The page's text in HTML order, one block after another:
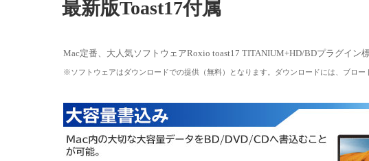
最新版Toast17付属
Mac定番、大人気ソフトウェアRoxio toast17 TITANIUM+HD/BDプラグイン標
※ソフトウェアはダウンロードでの提供（無料）となります。ダウンロードには、ブロー